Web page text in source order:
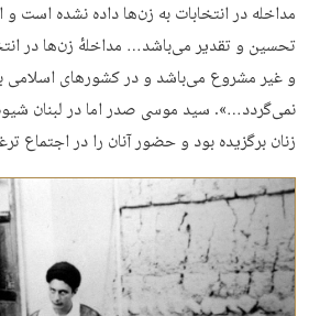
مداخله در انتخابات به زن‌ها داده نشده است
تحسین و تقدیر می‌باشد… مداخلهٔ زن‌ها در
و غیر مشروع می‌باشد و در کشورهای اسلامی
نمی‌گردد…». سید موسی صدر اما در لبنان
زنان برگزیده بود و حضور آنان را در اجتماع